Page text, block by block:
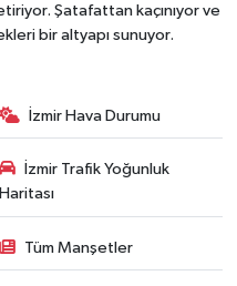
Şatafattan kaçınıyor ve
bir altyapı sunuyor.
İzmir Hava Durumu
İzmir Trafik Yoğunluk
Haritası
Tüm Manşetler